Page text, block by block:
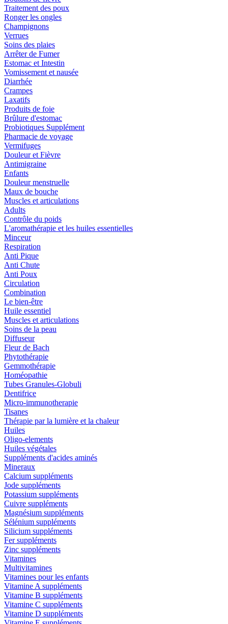
Traitement des poux
Ronger les ongles
Champignons
Verrues
Soins des plaies
Arrêter de Fumer
Estomac et Intestin
Vomissement et nausée
Diarrhée
Crampes
Laxatifs
Produits de foie
Brûlure d'estomac
Probiotiques Supplément
Pharmacie de voyage
Vermifuges
Douleur et Fièvre
Antimigraine
Enfants
Douleur menstruelle
Maux de bouche
Muscles et articulations
Adults
Contrôle du poids
L'aromathérapie et les huiles essentielles
Minceur
Respiration
Anti Pique
Anti Chute
Anti Poux
Circulation
Combination
Le bien-être
Huile essentiel
Muscles et articulations
Soins de la peau
Diffuseur
Fleur de Bach
Phytothérapie
Gemmothérapie
Homéopathie
Tubes Granules-Globuli
Dentifrice
Micro-immunotherapie
Tisanes
Thérapie par la lumière et la chaleur
Huiles
Oligo-elements
Huiles végétales
Suppléments d'acides aminés
Mineraux
Calcium suppléments
Jode suppléments
Potassium suppléments
Cuivre suppléments
Magnésium suppléments
Sélénium suppléments
Silicium suppléments
Fer suppléments
Zinc suppléments
Vitamines
Multivitamines
Vitamines pour les enfants
Vitamine A suppléments
Vitamine B suppléments
Vitamine C suppléments
Vitamine D suppléments